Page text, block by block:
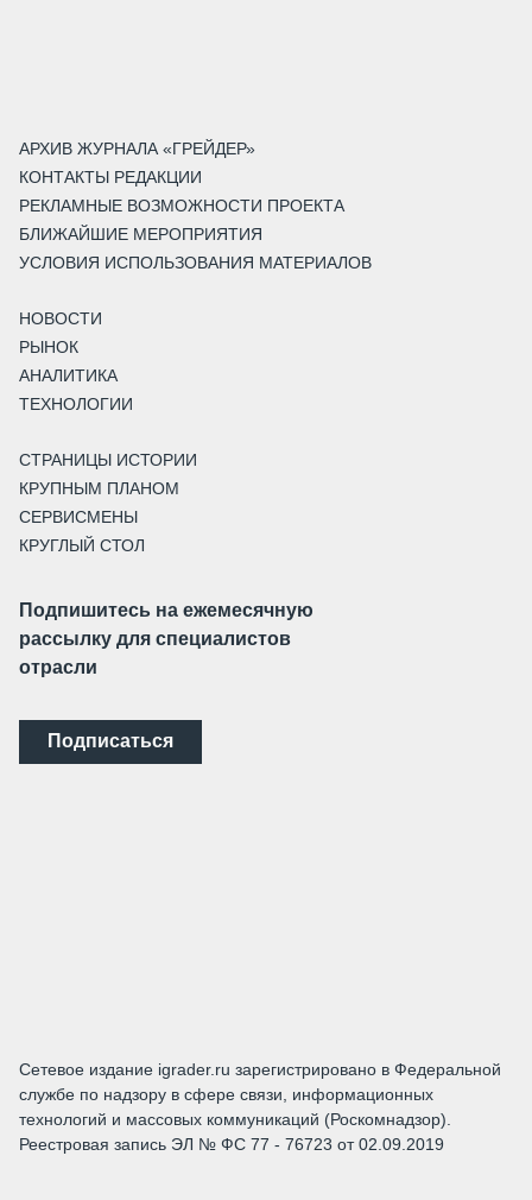
АРХИВ ЖУРНАЛА «ГРЕЙДЕР»
КОНТАКТЫ РЕДАКЦИИ
РЕКЛАМНЫЕ ВОЗМОЖНОСТИ ПРОЕКТА
БЛИЖАЙШИЕ МЕРОПРИЯТИЯ
УСЛОВИЯ ИСПОЛЬЗОВАНИЯ МАТЕРИАЛОВ
НОВОСТИ
РЫНОК
АНАЛИТИКА
ТЕХНОЛОГИИ
СТРАНИЦЫ ИСТОРИИ
КРУПНЫМ ПЛАНОМ
СЕРВИСМЕНЫ
КРУГЛЫЙ СТОЛ
Подпишитесь на ежемесячную
рассылку для специалистов
отрасли
Подписаться
Сетевое издание igrader.ru зарегистрировано в Федеральной
службе по надзору в сфере связи, информационных
технологий и массовых коммуникаций (Роскомнадзор).
Реестровая запись ЭЛ № ФС 77 - 76723 от 02.09.2019